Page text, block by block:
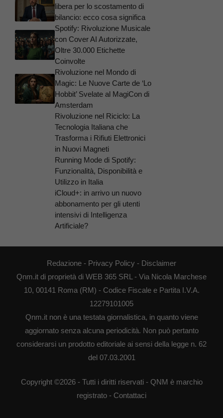
libera per lo scostamento di
bilancio: ecco cosa significa
Spotify: Rivoluzione Musicale
con Cover AI Autorizzate,
Oltre 30.000 Etichette
Coinvolte
Rivoluzione nel Mondo di
Magic: Le Nuove Carte de ‘Lo
Hobbit’ Svelate al MagiCon di
Amsterdam
Rivoluzione nel Riciclo: La
Tecnologia Italiana che
Trasforma i Rifiuti Elettronici
in Nuovi Magneti
Running Mode di Spotify:
Funzionalità, Disponibilità e
Utilizzo in Italia
iCloud+: in arrivo un nuovo
abbonamento per gli utenti
intensivi di Intelligenza
Artificiale?
Redazione - Privacy Policy - Disclaimer
Qnm.it di proprietà di WEB 365 SRL - Via Nicola Marchese
10, 00141 Roma (RM) - Codice Fiscale e Partita I.V.A.
12279101005
Qnm.it non è una testata giornalistica, in quanto viene
aggiornato senza alcuna periodicità. Non può pertanto
considerarsi un prodotto editoriale ai sensi della legge n. 62
del 07.03.2001
Copyright ©2026 - Tutti i diritti riservati - QNM è marchio
registrato - Contattaci